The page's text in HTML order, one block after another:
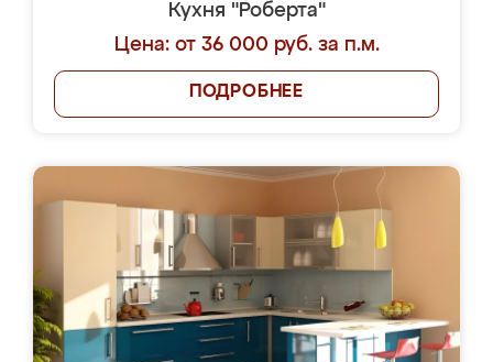
Кухня "Роберта"
Цена: от 36 000 руб. за п.м.
ПОДРОБНЕЕ